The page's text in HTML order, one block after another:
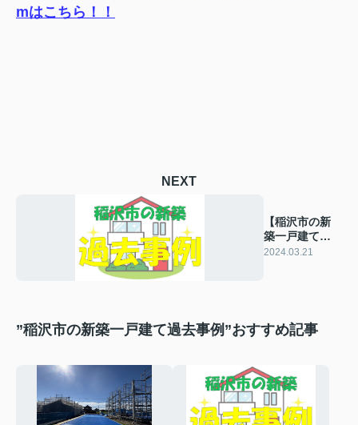
mはこちら！！
NEXT
【稲沢市の新
築一戸建て】
過去の販売事
2024.03.21
”稲沢市の新築一戸建て過去事例”おすすめ記事